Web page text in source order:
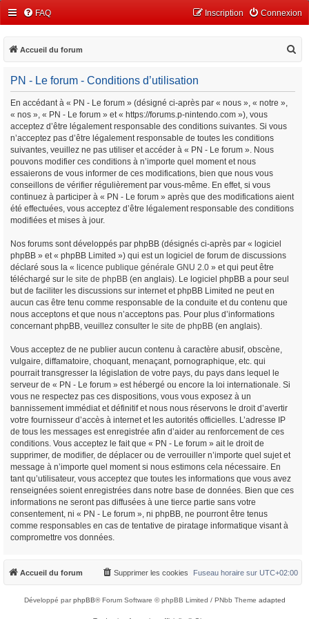
FAQ Connexion
Inscription
Accueil du forum
PN - Le forum - Conditions d’utilisation
En accédant à « PN - Le forum » (désigné ci-après par « nous », « notre »,
« nos », « PN - Le forum » et « https://forums.p-nintendo.com »), vous
acceptez d’être légalement responsable des conditions suivantes. Si vous
n’acceptez pas d’être légalement responsable de toutes les conditions
suivantes, veuillez ne pas utiliser et accéder à « PN - Le forum ». Nous
pouvons modifier ces conditions à n’importe quel moment et nous
essaierons de vous informer de ces modifications, bien que nous vous
conseillons de vérifier régulièrement par vous-même. En effet, si vous
continuez à participer à « PN - Le forum » après que des modifications aient
été effectuées, vous acceptez d’être légalement responsable des conditions
modifiées et mises à jour.
Nos forums sont développés par phpBB (désignés ci-après par « logiciel
phpBB » et « phpBB Limited ») qui est un logiciel de forum de discussions
déclaré sous la « licence publique générale GNU 2.0 » et qui peut être
téléchargé sur le site de phpBB (en anglais). Le logiciel phpBB a pour seul
but de faciliter les discussions sur internet et phpBB Limited ne peut en
aucun cas être tenu comme responsable de la conduite et du contenu que
nous acceptons et que nous n’acceptons pas. Pour plus d’informations
concernant phpBB, veuillez consulter le site de phpBB (en anglais).
Vous acceptez de ne publier aucun contenu à caractère abusif, obscène,
vulgaire, diffamatoire, choquant, menaçant, pornographique, etc. qui
pourrait transgresser la législation de votre pays, du pays dans lequel le
serveur de « PN - Le forum » est hébergé ou encore la loi internationale. Si
vous ne respectez pas ces dispositions, vous vous exposez à un
bannissement immédiat et définitif et nous nous réservons le droit d’avertir
votre fournisseur d’accès à internet et les autorités officielles. L’adresse IP
de tous les messages est enregistrée afin d’aider au renforcement de ces
conditions. Vous acceptez le fait que « PN - Le forum » ait le droit de
supprimer, de modifier, de déplacer ou de verrouiller n’importe quel sujet et
message à n’importe quel moment si nous estimons cela nécessaire. En
tant qu’utilisateur, vous acceptez que toutes les informations que vous avez
renseignées soient enregistrées dans notre base de données. Bien que ces
informations ne seront pas diffusées à une tierce partie sans votre
consentement, ni « PN - Le forum », ni phpBB, ne pourront être tenus
comme responsables en cas de tentative de piratage informatique visant à
compromettre vos données.
Accueil du forum Fuseau horaire sur UTC+02:00
Supprimer les cookies
Développé parphpBB® Forum Software © phpBB Limited / PNbb Theme adapted